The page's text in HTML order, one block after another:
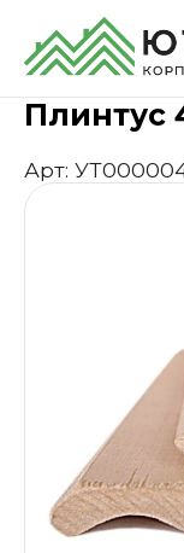
Главная
Плинтус
Арт: